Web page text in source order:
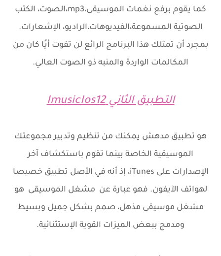
كما يقوم برفع نغمات الموسيقى،mp3،الصوت، الكتب
الصوتية المسموعة،الفيديوهات،الراديو، الإشعارات.
بمجرد أن تمتلك هذا البرنامج الرائع لن تفوت أيًا كان من
المكالمات الواردة والمنبه ذو الصوت العالي.
التطبيق الثاني ImusicIos12
هو تطبيق مدهش يمكنك من تنظيم وتدبير مجموعتك
الموسيقية الخاصة بينما تقوم باستكشاف آخر
الإصدارات على iTunes، إذ أنه في الأصل تطبيق خصيصا
لهواتف الآيفون. فهو عبارة عن مشغل الموسيقى هو
مشغل موسيقى مذهل، صمم بشكل جميل وبسيط
ومدمج ببعض الميزات القوية الإستثنائية.